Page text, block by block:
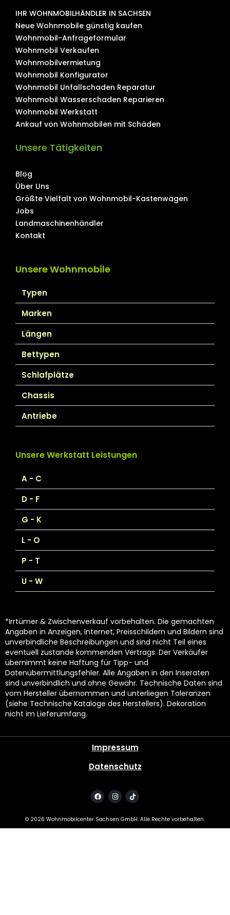
IHR WOHNMOBILHÄNDLER IN SACHSEN
Neue Wohnmobile günstig kaufen
Wohnmobil-Anfrageformular
Wohnmobil Verkaufen
Wohnmobilvermietung
Wohnmobil Konfigurator
Wohnmobil Unfallschaden Reparatur
Wohnmobil Wasserschaden Reparieren
Wohnmobil Werkstatt
Ankauf von Wohnmobilen mit Schäden
Unsere Tätigkeiten
Blog
Über Uns
Größte Vielfalt von Wohnmobil-Kastenwagen
Jobs
Landmaschinenhändler
Kontakt
Unsere Wohnmobile
Typen
Marken
Längen
Bettypen
Schlafplätze
Chassis
Antriebe
Unsere Werkstatt Leistungen
A - C
D - F
G - K
L - O
P - T
U - W
*Irrtümer & Zwischenverkauf vorbehalten. Die gemachten
Angaben in Anzeigen, Internet, Preisschildern und Bildern sind
unverbindliche Beschreibungen und sind nicht Teil eines
eventuell zustande kommenden Vertrags. Der Verkäufer
übernimmt keine Haftung für Tipp- und
Datenübermittlungsfehler. Alle Angaben in den Inseraten
sind unverbindlich und ohne Gewähr. Technische Daten sind
vom Hersteller übernommen und unterliegen Toleranzen
(siehe Technische Kataloge des Herstellers). Dekoration
nicht im Lieferumfang.
Impressum
Datenschutz
© 2026 Wohnmobilcenter Sachsen GmbH. Alle Rechte vorbehalten.